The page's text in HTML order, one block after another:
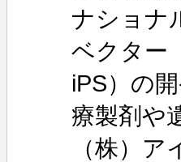
ナショナ
ベクター
iPS）の
療製剤や
（株）